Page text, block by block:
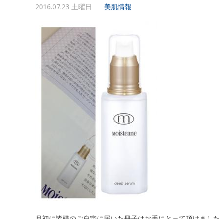
2016.07.23 土曜日 美肌情報